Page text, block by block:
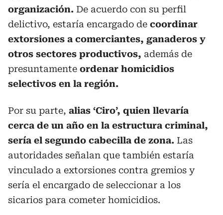
organización. De acuerdo con su perfil
delictivo, estaría encargado de coordinar
extorsiones a comerciantes, ganaderos y
otros sectores productivos, además de
presuntamente ordenar homicidios
selectivos en la región.
Por su parte, alias ‘Ciro’, quien llevaría
cerca de un año en la estructura criminal,
sería el segundo cabecilla de zona. Las
autoridades señalan que también estaría
vinculado a extorsiones contra gremios y
sería el encargado de seleccionar a los
sicarios para cometer homicidios.